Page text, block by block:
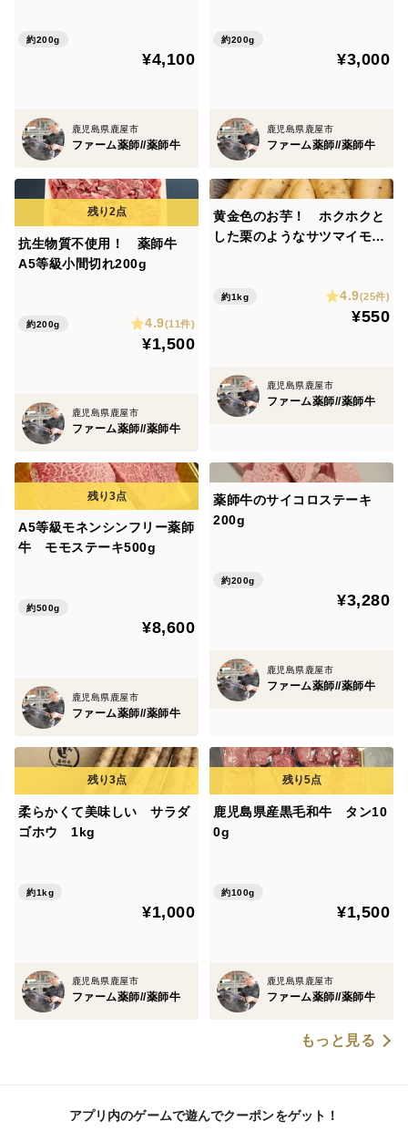
約200g
¥4,100
鹿児島県鹿屋市
ファーム薬師//薬師牛
約200g
¥3,000
鹿児島県鹿屋市
ファーム薬師//薬師牛
抗生物質不使用！ 薬師牛
A5等級小間切れ200g
約200g 4.9(11件)
¥1,500
鹿児島県鹿屋市
ファーム薬師//薬師牛
黄金色のお芋！ ホクホクと
した栗のようなサツマイモ1k
約1kg 4.9(25件)
¥550
鹿児島県鹿屋市
ファーム薬師//薬師牛
A5等級モネンシンフリー薬師
牛 モモステーキ500g
約500g
¥8,600
鹿児島県鹿屋市
ファーム薬師//薬師牛
薬師牛のサイコロステーキ
200g
約200g
¥3,280
鹿児島県鹿屋市
ファーム薬師//薬師牛
柔らかくて美味しい サラダ
ゴホウ 1kg
約1kg
¥1,000
鹿児島県鹿屋市
ファーム薬師//薬師牛
鹿児島県産黒毛和牛 タン10
0g
約100g
¥1,500
鹿児島県鹿屋市
ファーム薬師//薬師牛
もっと見る
アプリ内のゲームで遊んでクーポンをゲット！